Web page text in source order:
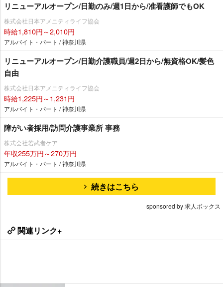
リニューアルオープン/日勤のみ/週1日から/准看護師でもOK
株式会社日本アメニティライフ協会
時給1,810円～2,010円
アルバイト・パート / 神奈川県
リニューアルオープン/日勤介護職員/週2日から/無資格OK/髪色
自由
株式会社日本アメニティライフ協会
時給1,225円～1,231円
アルバイト・パート / 神奈川県
障がい者採用/訪問介護事業所 事務
株式会社若武者ケア
年収255万円～270万円
アルバイト・パート / 神奈川県
続きはこちら
sponsored by 求人ボックス
関連リンク+